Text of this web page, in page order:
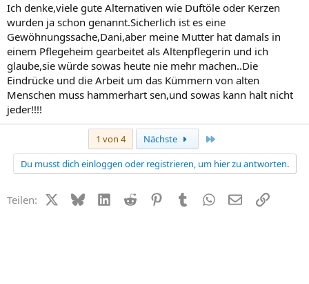
Ich denke,viele gute Alternativen wie Duftöle oder Kerzen
wurden ja schon genannt.Sicherlich ist es eine
Gewöhnungssache,Dani,aber meine Mutter hat damals in
einem Pflegeheim gearbeitet als Altenpflegerin und ich
glaube,sie würde sowas heute nie mehr machen..Die
Eindrücke und die Arbeit um das Kümmern von alten
Menschen muss hammerhart sen,und sowas kann halt nicht
jeder!!!!
1 von 4 Nächste
Du musst dich einloggen oder registrieren, um hier zu antworten.
Teilen: X (Twitter)
BlueskyLinkedIn
Reddit PinterestTumblr WhatsApp
E-MailLink